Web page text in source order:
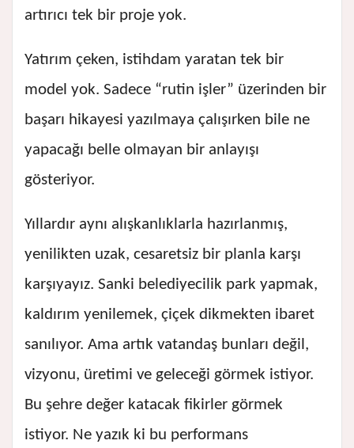
artırıcı tek bir proje yok.
Yatırım çeken, istihdam yaratan tek bir
model yok. Sadece “rutin işler” üzerinden bir
başarı hikayesi yazılmaya çalışırken bile ne
yapacağı belle olmayan bir anlayışı
gösteriyor.
Yıllardır aynı alışkanlıklarla hazırlanmış,
yenilikten uzak, cesaretsiz bir planla karşı
karşıyayız. Sanki belediyecilik park yapmak,
kaldırım yenilemek, çiçek dikmekten ibaret
sanılıyor. Ama artık vatandaş bunları değil,
vizyonu, üretimi ve geleceği görmek istiyor.
Bu şehre değer katacak fikirler görmek
istiyor. Ne yazık ki bu performans